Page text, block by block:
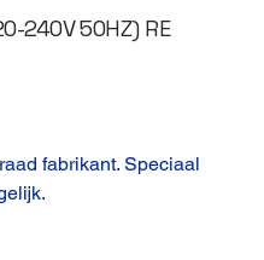
240V 50HZ) RE
fabrikant. Speciaal